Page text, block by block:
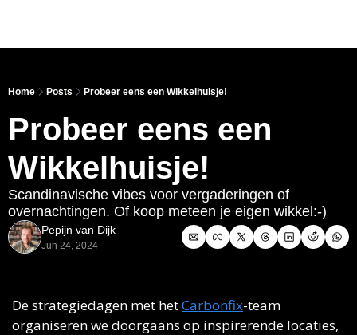
Home Posts Probeer eens een Wikkelhuisje!
Probeer eens een
Wikkelhuisje!
Scandinavische vibes voor vergaderingen of
overnachtingen. Of koop meteen je eigen wikkel:-)
Pepijn van Dijk
Jun 24, 2024
De strategiedagen met het Carbonfix-team
organiseren we doorgaans op inspirerende locaties,